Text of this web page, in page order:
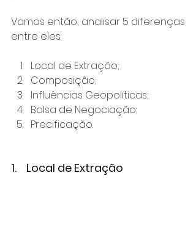
Vamos então, analisar 5 diferenças
entre eles:
Local de Extração;
Composição;
Influências Geopolíticas;
Bolsa de Negociação;
Precificação.
1.    Local de Extração